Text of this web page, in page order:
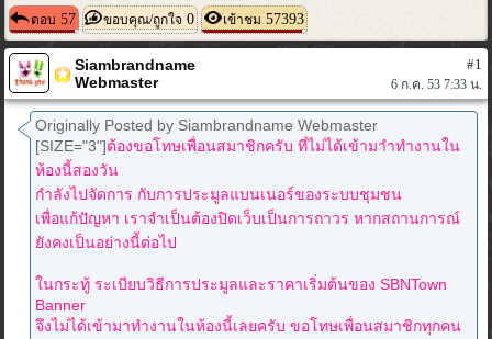
ตอบ 57 ขอบคุณ/ถูกใจ 0 เข้าชม 57393
Siambrandname
Webmaster
#1
6 ก.ค. 53 7:33 น.
Originally Posted by Siambrandname Webmaster
[SIZE="3"]ต้องขอโทษเพื่อนสมาชิกครับ ที่ไม่ได้เข้ามาำทำงานใน
ห้องนี้สองวัน
กำลังไปจัดการ กับการประมูลแบนเนอร์ของระบบชุมชน
เพื่อแก้ปัญหา เราจำเป็นต้องปิดเว็บเป็นการถาวร หากสถานการณ์
ยังคงเป็นอย่างนี้ต่อไป
ในกระทู้ ระเบียบวิธีการประมูลและราคาเริ่มต้นของ SBNTown
Banner
จึงไม่ได้เข้ามาทำงานในห้องนี้เลยครับ ขอโทษเพื่อนสมาชิกทุกคน